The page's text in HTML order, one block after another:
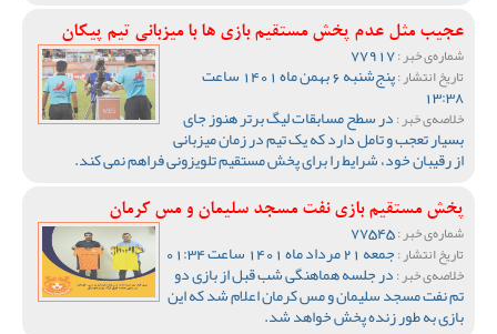
عجیب مثل عدم پخش مستقیم بازی ها با میزبانی تیم پیکان
شماره‌ی خبر :
تاریخ انتشار : پنج‌شنبه 6 بهمن ماه 1401 ساعت
13:38
خلاصه‌ی خبر :در سطح مسابقات لیگ برتر هنوز جای
بسیار تعجب و تامل دارد که یک تیم در زمان میزبانی
از رقیبان خود، شرایط را برای پخش مستقیم تلویزونی فراهم نمی کند.
پخش مستقیم بازی نفت مسجد سلیمان و مس کرمان
شماره‌ی خبر :
تاریخ انتشار :جمعه 21 مرداد ماه 1401 ساعت 01:34
خلاصه‌ی خبر :در جلسه هماهنگی شب قبل از بازی دو
تم نفت مسجد سلیمان و مس کرمان اعلام شد که این
بازی به طور زنده پخش خواهد شد.